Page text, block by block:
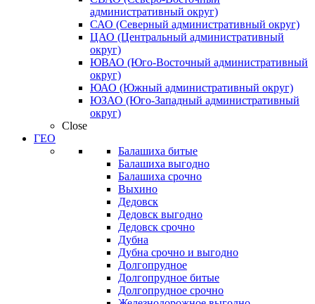
административный округ)
САО (Северный административный округ)
ЦАО (Центральный административный
округ)
ЮВАО (Юго-Восточный административный
округ)
ЮАО (Южный административный округ)
ЮЗАО (Юго-Западный административный
округ)
Close
ГЕО
Балашиха битые
Балашиха выгодно
Балашиха срочно
Выхино
Дедовск
Дедовск выгодно
Дедовск срочно
Дубна
Дубна срочно и выгодно
Долгопрудное
Долгопрудное битые
Долгопрудное срочно